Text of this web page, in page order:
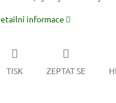
informace
TISK ZEPTAT SE